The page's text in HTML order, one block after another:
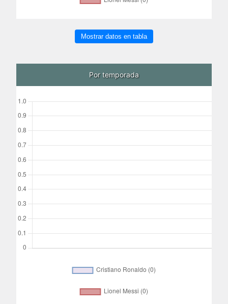
Mostrar datos en tabla
Por temporada